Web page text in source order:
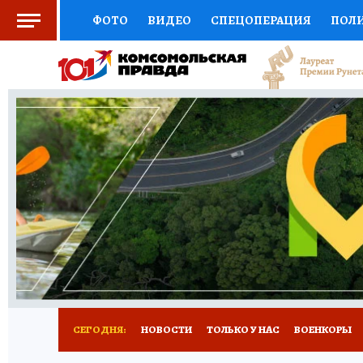
ФОТО ВИДЕО СПЕЦОПЕРАЦИЯ
СОЦПОДДЕРЖКА НАУКА СПЕЦПРОЕКТЫ
НАЦИОНАЛЬНЫЕ ПРОЕКТЫ РОССИИ
ЖЕНСКИЕ СЕКРЕТЫ ПУТЕВОДИТЕЛЬ
ДЕФИЦИТ ЖЕЛЕЗА ПРЕСС-ЦЕНТР
РЕКЛАМА ТЕСТЫ НОВОЕ НА САЙТЕ
СЕГОДНЯ: НОВОСТИ ТОЛЬКО У НАС ВОЕНКОРЫ